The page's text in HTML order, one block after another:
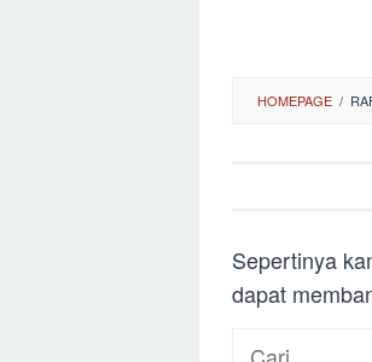
HOMEPAGE /
Sepertinya
dapat
Cari